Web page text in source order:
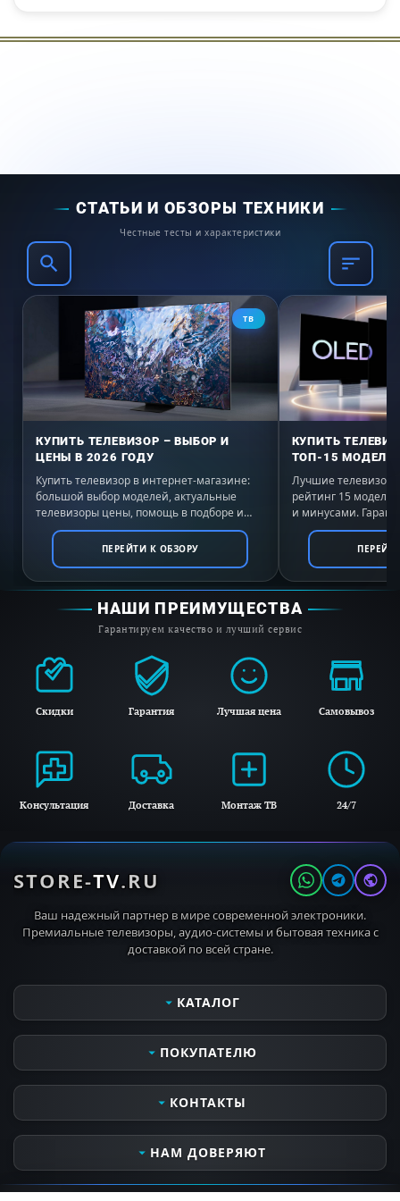
стирках. Он позволяет держать все
домашних условиях.
Позаботьтесь о своей семье с помощью
соединительного элемента с выдвижной
полкой для белья Bosch.
СТАТЬИ И ОБЗОРЫ ТЕХНИКИ
Честные тесты и характеристики
ТВ
КУПИТЬ ТЕЛЕВИЗОР – ВЫБОР И
ЦЕНЫ В 2026 ГОДУ
Купить телевизор в интернет-магазине:
большой выбор моделей, актуальные
телевизоры цены, помощь в подборе и
выгодные условия покупки с доставкой по
всей России.ПЕРЕЙТИ К ОБЗОРУ
КУПИТЬ
ТОП-15
Лучшие телевизоры
рейтинг 15
и минусами.
России. Выбирайте
НАШИ ПРЕИМУЩЕСТВА
Гарантируем качество и лучший сервис
Скидки Гарантия Лучшая цена Самовывоз
Консультация Доставка Монтаж ТВ 24/7
STORE-TV.RU
Ваш надежный партнер в мире современной электроники.
Премиальные телевизоры, аудио-системы и бытовая техника с
доставкой по всей стране.
КАТАЛОГ
Телевизоры
Мониторы
Аудио- видеотехника
Кронштейны для ТВ
MIELE OUTDOOR
Бытовая техника
ПОКУПАТЕЛЮ
Сервисные услуги
Оплата и получение заказа
Контактная информация
Доставка и самовывоз
Все о компании
КОНТАКТЫ
Откроется в 10:00
НАМ ДОВЕРЯЮТ